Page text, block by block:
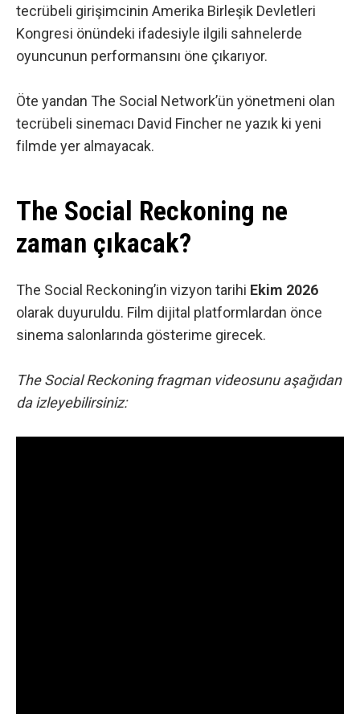
tecrübeli girişimcinin Amerika Birleşik Devletleri
Kongresi önündeki ifadesiyle ilgili sahnelerde
oyuncunun performansını öne çıkarıyor.
Öte yandan The Social Network’ün yönetmeni olan
tecrübeli sinemacı David Fincher ne yazık ki yeni
filmde yer almayacak.
The Social Reckoning ne
zaman çıkacak?
The Social Reckoning’in vizyon tarihi Ekim 2026
olarak duyuruldu. Film dijital platformlardan önce
sinema salonlarında gösterime girecek.
The Social Reckoning fragman videosunu aşağıdan
da izleyebilirsiniz: